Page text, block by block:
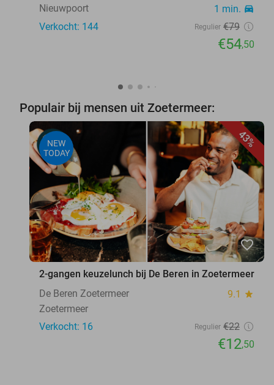
Nieuwpoort 1 min. directions_car
Verkocht: 144 Regulier €79
€54,50
Populair bij mensen uit Zoetermeer:
43%
NEW
TODAY
favorite_border
2-gangen keuzelunch bij De Beren in Zoetermeer
De Beren Zoetermeer
9.1 star
Zoetermeer
Verkocht: 16
Regulier €22
€12,50